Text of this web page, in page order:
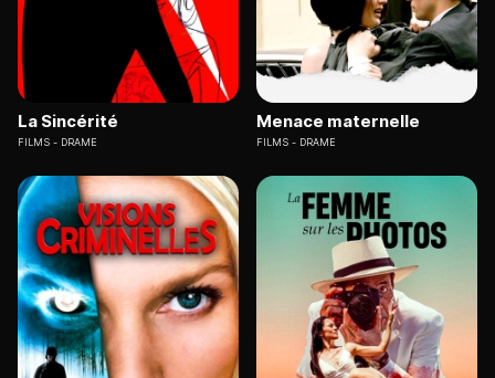
La Sincérité
FILMS DRAME
Menace maternelle
FILMS DRAME